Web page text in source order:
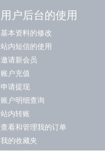
用户后台的使用
基本资料的修改
站内短信的使用
邀请新会员
账户充值
申请提现
账户明细查询
站内转账
查看和管理我的订单
我的收藏夹